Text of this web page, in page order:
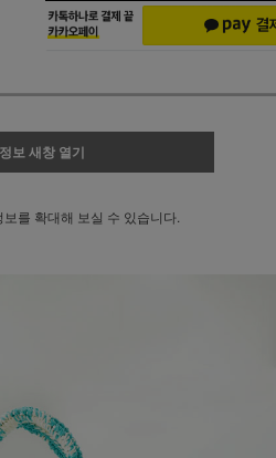
보 새창 열기
보를 확대해 보실 수 있습니다.